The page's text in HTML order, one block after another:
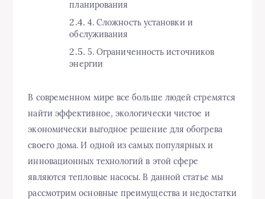
планирования
4. Сложность установки и
обслуживания
5. Ограниченность источников
энергии
В современном мире все больше людей стремятся
найти эффективное, экологически чистое и
экономически выгодное решение для обогрева
своего дома. И одной из самых популярных и
инновационных технологий в этой сфере
являются тепловые насосы. В данной статье мы
рассмотрим основные преимущества и недостатки